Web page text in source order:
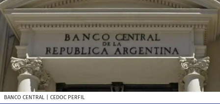
BANCO CENTRAL | CEDOC PERFIL